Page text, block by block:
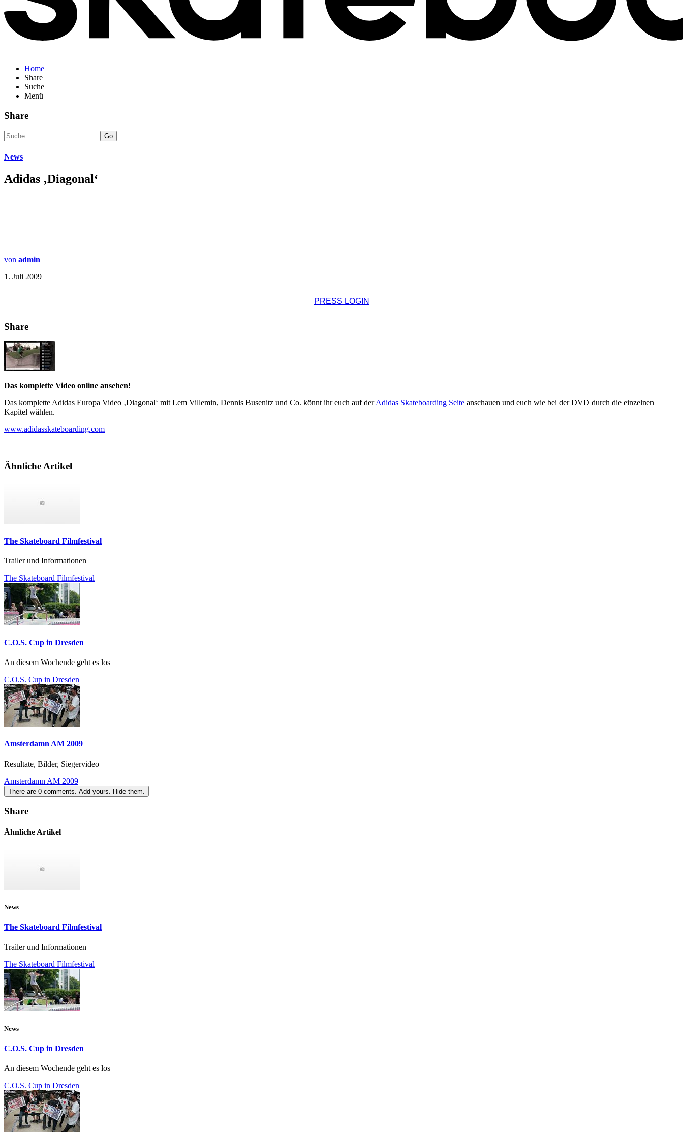
Home
Share
Suche
Menü
Share
Go
News
Adidas ‚Diagonal‘
von admin
1. Juli 2009
PRESS LOGIN
Share
Das komplette Video online ansehen!
Das komplette Adidas Europa Video ‚Diagonal‘ mit Lem Villemin, Dennis Busenitz und Co. könnt ihr euch auf derAdidas Skateboarding Seite anschauen und euch wie bei der DVD durch die einzelnen
Kapitel wählen.
www.adidasskateboarding.com
Ähnliche Artikel
The Skateboard Filmfestival
Trailer und Informationen
The Skateboard Filmfestival
C.O.S. Cup in Dresden
An diesem Wochende geht es los
C.O.S. Cup in Dresden
Amsterdamn AM 2009
Resultate, Bilder, Siegervideo
Amsterdamn AM 2009
There are 0 comments. Add yours. Hide them.
Share
Ähnliche Artikel
News
The Skateboard Filmfestival
Trailer und Informationen
The Skateboard Filmfestival
News
C.O.S. Cup in Dresden
An diesem Wochende geht es los
C.O.S. Cup in Dresden